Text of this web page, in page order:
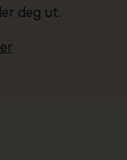
deg ut.